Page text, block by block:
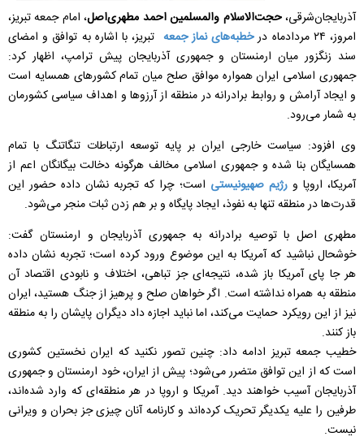
آذربایجان‌شرقی،حجت‌الاسلام والمسلمین احمد مطهری‌اصل، امام جمعه تبریز،
امروز، ۲۴ مردادماه در
خطبه‌های نماز جمعه تبریز، با اشاره به توافق و امضای
سند زنگزور میان ارمنستان و جمهوری آذربایجان پیش ترامپ، اظهار کرد:
جمهوری اسلامی ایران همواره موافق صلح میان تمام کشورهای همسایه است
و ایجاد آرامش و روابط برادرانه در منطقه از آرزوها و اهداف سیاسی کشورمان
به شمار می‌رود.
وی افزود: سیاست خارجی ایران بر پایه توسعه ارتباطات تنگاتنگ با تمام
همسایگان بنا شده و جمهوری اسلامی مخالف هرگونه دخالت بیگانگان اعم از
آمریکا، اروپا و رژیم صهیونیستی است؛ چرا که تجربه نشان داده حضور این
قدرت‌ها در منطقه تنها به نفوذ، ایجاد پایگاه و بر هم زدن ثبات منجر می‌شود.
مطهری اصل با توصیه برادرانه به جمهوری آذربایجان و ارمنستان گفت:
خوشحال نباشید که آمریکا به این موضوع ورود کرده است؛ تجربه نشان داده
هر جا پای آمریکا باز شده، نتیجه‌ای جز تباهی، اختلاف و نابودی اقتصاد آن
منطقه به همراه نداشته است. اگر خواهان صلح و پرهیز از جنگ هستید، ایران
نیز از این رویکرد حمایت می‌کند، اما نباید اجازه داد دیگران پایشان را به منطقه
باز کنند.
خطیب جمعه تبریز ادامه داد: چنین تصور نکنید که ایران نخستین کشوری
است که از این توافق متضرر می‌شود؛ پیش از ایران، خود ارمنستان و جمهوری
آذربایجان آسیب خواهند دید. آمریکا و اروپا در هر منطقه‌ای که وارد شده‌اند،
طرفین را علیه یکدیگر تحریک کرده‌اند و کارنامه آنان چیزی جز بحران و ویرانی
نیست.